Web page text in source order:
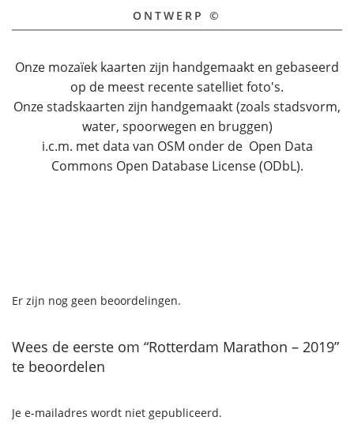
ONTWERP ©
Onze mozaïek kaarten zijn handgemaakt en gebaseerd
op de meest recente satelliet foto's.
Onze stadskaarten zijn handgemaakt (zoals stadsvorm,
water, spoorwegen en bruggen)
i.c.m. met data van OSM onder de Open Data
Commons Open Database License (ODbL).
Er zijn nog geen beoordelingen.
Wees de eerste om “Rotterdam Marathon – 2019”
te beoordelen
Je e-mailadres wordt niet gepubliceerd.